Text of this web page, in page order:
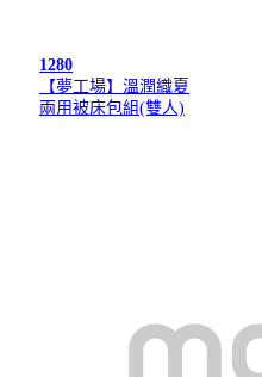
1280
【夢工場】溫潤織夏
兩用被床包組(雙人)